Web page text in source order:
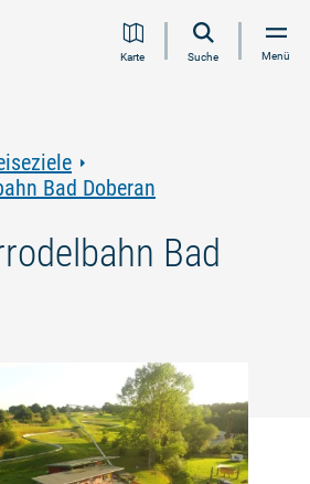
Inhalt
Navigation
Volltextsuche
FooterKarte Suche Menü
Bad Doberan
Bad